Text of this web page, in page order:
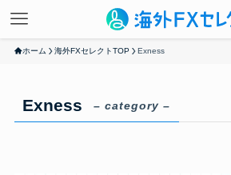
ホーム 海外FXセレクトTOP Exness
Exness – category –